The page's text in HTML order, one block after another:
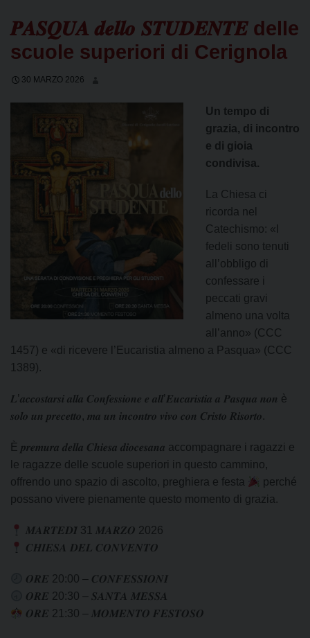
𝑷𝑨𝑺𝑸𝑼𝑨 𝒅𝒆𝒍𝒍𝒐 𝑺𝑻𝑼𝑫𝑬𝑵𝑻𝑬 delle
scuole superiori di Cerignola
30 MARZO 2026
Un tempo di
grazia, di incontro
e di gioia
condivisa.
La Chiesa ci
ricorda nel
Catechismo: «I
fedeli sono tenuti
all’obbligo di
confessare i
peccati gravi
almeno una volta
all’anno» (CCC
1457) e «di ricevere l’Eucaristia almeno a Pasqua» (CCC
1389).
𝑳’𝒂𝒄𝒄𝒐𝒔𝒕𝒂𝒓𝒔𝒊 𝒂𝒍𝒍𝒂 𝑪𝒐𝒏𝒇𝒆𝒔𝒔𝒊𝒐𝒏𝒆 𝒆 𝒂𝒍𝒍’𝑬𝒖𝒄𝒂𝒓𝒊𝒔𝒕𝒊𝒂 𝒂 𝑷𝒂𝒔𝒒𝒖𝒂 𝒏𝒐𝒏 è
𝒔𝒐𝒍𝒐 𝒖𝒏 𝒑𝒓𝒆𝒄𝒆𝒕𝒕𝒐, 𝒎𝒂 𝒖𝒏 𝒊𝒏𝒄𝒐𝒏𝒕𝒓𝒐 𝒗𝒊𝒗𝒐 𝒄𝒐𝒏 𝑪𝒓𝒊𝒔𝒕𝒐 𝑹𝒊𝒔𝒐𝒓𝒕𝒐.
È 𝒑𝒓𝒆𝒎𝒖𝒓𝒂 𝒅𝒆𝒍𝒍𝒂 𝑪𝒉𝒊𝒆𝒔𝒂 𝒅𝒊𝒐𝒄𝒆𝒔𝒂𝒏𝒂 accompagnare i ragazzi e
le ragazze delle scuole superiori in questo cammino,
offrendo uno spazio di ascolto, preghiera e festa
perché
possano vivere pienamente questo momento di grazia.
𝑴𝑨𝑹𝑻𝑬𝑫𝑰̀ 31 𝑴𝑨𝑹𝒁𝑶 2026
𝑪𝑯𝑰𝑬𝑺𝑨 𝑫𝑬𝑳 𝑪𝑶𝑵𝑽𝑬𝑵𝑻𝑶
𝑶𝑹𝑬 20:00 – 𝑪𝑶𝑵𝑭𝑬𝑺𝑺𝑰𝑶𝑵𝑰
𝑶𝑹𝑬 20:30 – 𝑺𝑨𝑵𝑻𝑨 𝑴𝑬𝑺𝑺𝑨
𝑶𝑹𝑬 21:30 – 𝑴𝑶𝑴𝑬𝑵𝑻𝑶 𝑭𝑬𝑺𝑻𝑶𝑺𝑶